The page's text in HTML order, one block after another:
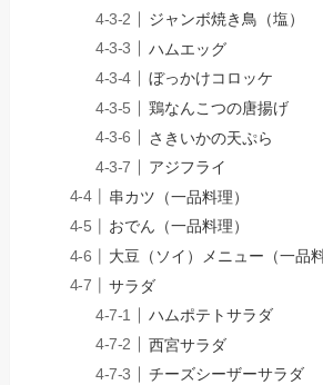
ジャンボ焼き鳥（塩）
ハムエッグ
ぼっかけコロッケ
鶏なんこつの唐揚げ
さきいかの天ぷら
アジフライ
串カツ（一品料理）
おでん（一品料理）
大豆（ソイ）メニュー（一品料
サラダ
ハムポテトサラダ
西宮サラダ
チーズシーザーサラダ